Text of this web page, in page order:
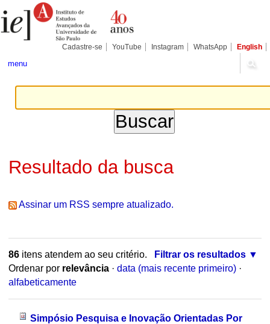
para
conteúdo.
Pessoais
Cadastre-se YouTube Instagram WhatsApp English
menu
Resultado da busca
Assinar um RSS sempre atualizado.
86itens atendem ao seu critério.
Filtrar os resultados
Ordenar por relevância · data (mais recente primeiro) ·
alfabeticamente
Simpósio Pesquisa e Inovação Orientadas Por